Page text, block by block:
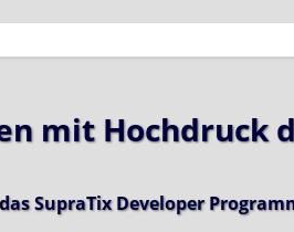
mit Hochdruck
SupraTix Developer